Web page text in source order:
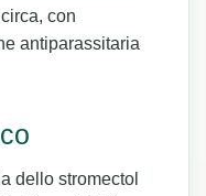
con
antiparassitaria
dello stromectol